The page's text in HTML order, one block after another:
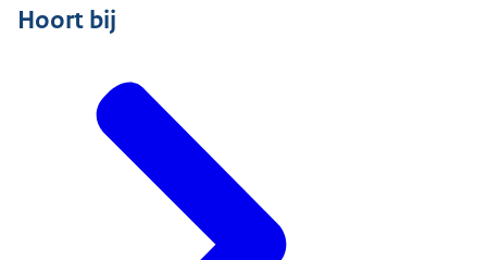
Hoort bij